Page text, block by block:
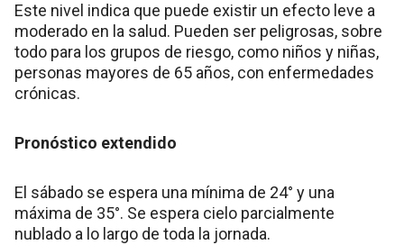
Este nivel indica que puede existir un efecto leve a
moderado en la salud. Pueden ser peligrosas, sobre
todo para los grupos de riesgo, como niños y niñas,
personas mayores de 65 años, con enfermedades
crónicas.
Pronóstico extendido
El sábado se espera una mínima de 24° y una
máxima de 35°. Se espera cielo parcialmente
nublado a lo largo de toda la jornada.